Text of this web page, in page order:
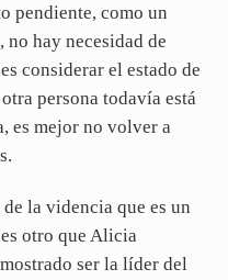
pendiente, como un
hay necesidad de
considerar el estado de
persona todavía está
es mejor no volver a
la videncia que es un
otro que Alicia
ser la líder del